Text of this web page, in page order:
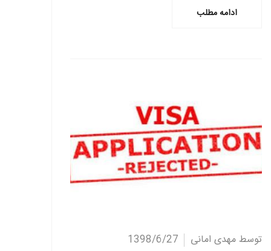
ادامه مطلب
ادامه مطلب توسط مهدی امانی 1398/6/27